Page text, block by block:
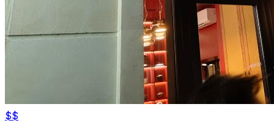
$$